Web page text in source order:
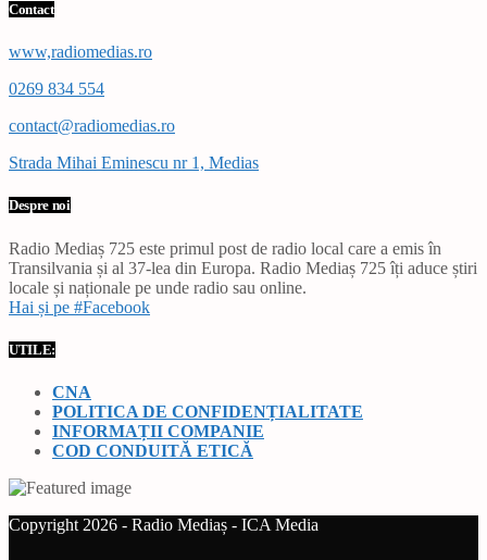
Contact
www,radiomedias.ro
0269 834 554
contact@radiomedias.ro
Strada Mihai Eminescu nr 1, Medias
Despre noi
Radio Mediaș 725 este primul post de radio local care a emis în
Transilvania și al 37-lea din Europa. Radio Mediaș 725 îți aduce știri
locale și naționale pe unde radio sau online.
Hai și pe #Facebook
UTILE:
CNA
POLITICA DE CONFIDENȚIALITATE
INFORMAȚII COMPANIE
COD CONDUITĂ ETICĂ
Copyright 2026 - Radio Mediaș - ICA Media